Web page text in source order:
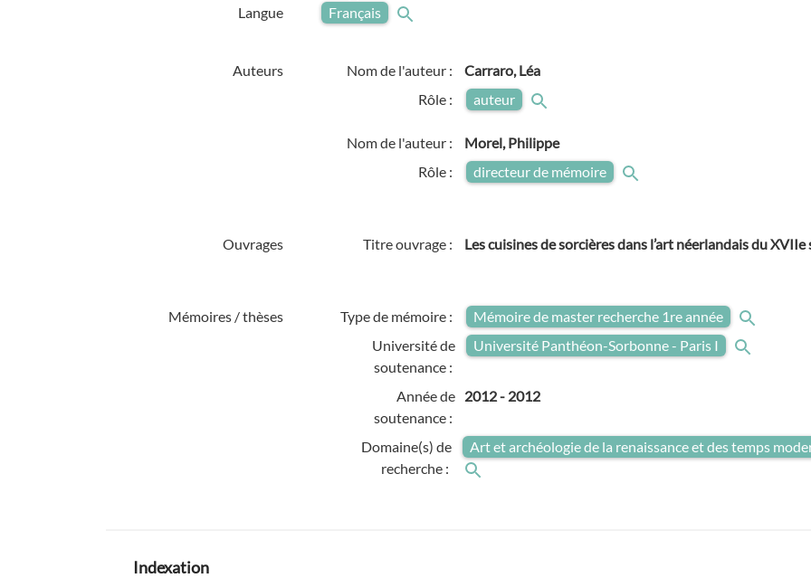
Langue
Français
Auteurs Nom de l'auteur :
Carraro, Léa
Rôle :
auteur
Nom de l'auteur :
Morel, Philippe
Rôle :
directeur de mémoire
Ouvrages Titre ouvrage : Les cuisines de sorcières dans l’art néerlandais du XVIIe
Mémoires / thèses Type de mémoire :
Mémoire de master recherche 1re année
Université de
soutenance :
Université Panthéon-Sorbonne - Paris I
Année de
soutenance :
2012- 2012
Domaine(s) de
recherche :
Art et archéologie de la renaissance et des temps
Indexation